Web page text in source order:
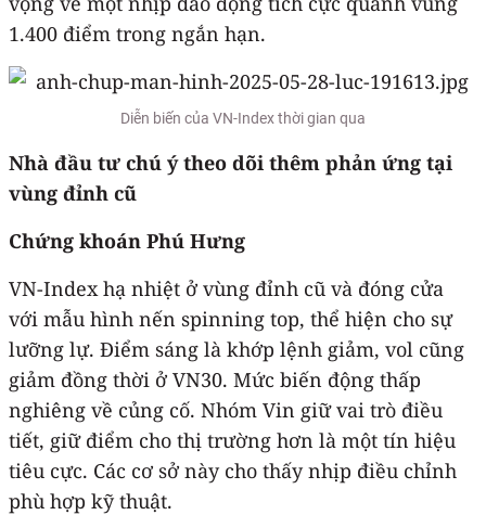
1.400 điểm trong ngắn hạn.
Diễn biến của VN-Index thời gian qua
Nhà đầu tư chú ý theo dõi thêm phản ứng tại
vùng đỉnh cũ
Chứng khoán Phú Hưng
VN-Index hạ nhiệt ở vùng đỉnh cũ và đóng cửa
với mẫu hình nến spinning top, thể hiện cho sự
lưỡng lự. Điểm sáng là khớp lệnh giảm, vol cũng
giảm đồng thời ở VN30. Mức biến động thấp
nghiêng về củng cố. Nhóm Vin giữ vai trò điều
tiết, giữ điểm cho thị trường hơn là một tín hiệu
tiêu cực. Các cơ sở này cho thấy nhịp điều chỉnh
phù hợp kỹ thuật.